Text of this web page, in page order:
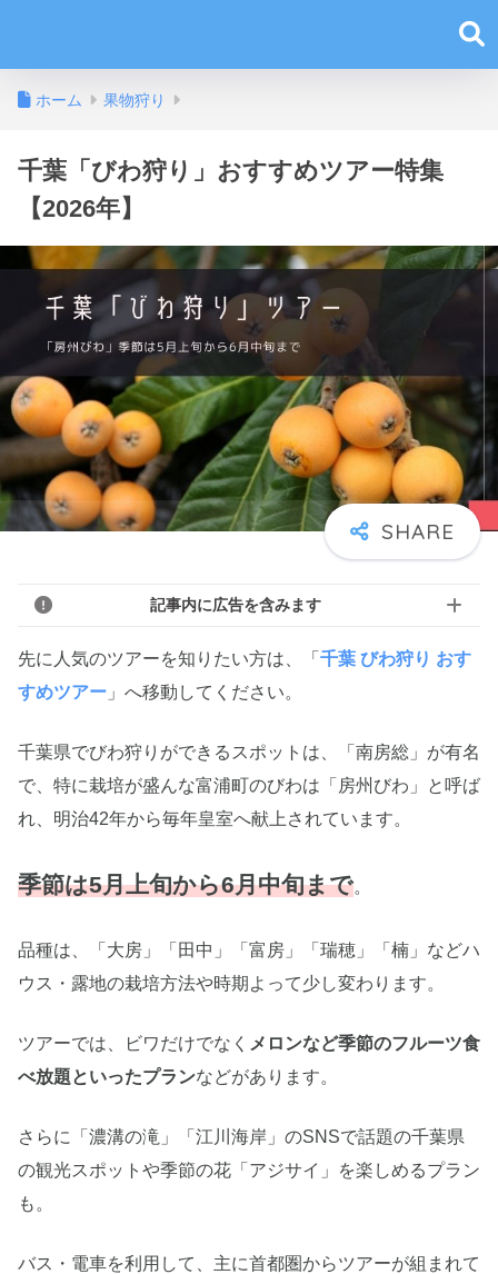
ホーム 果物狩り
千葉「びわ狩り」おすすめツアー特集
【2026年】
記事内に広告を含みます
先に人気のツアーを知りたい方は、「 千葉 びわ狩り おす
すめツアー 」へ移動してください。
千葉県でびわ狩りができるスポットは、「南房総」が有名
で、特に栽培が盛んな富浦町のびわは「房州びわ」と呼ば
れ、明治42年から毎年皇室へ献上されています。
季節は5月上旬から6月中旬まで。
品種は、「大房」「田中」「富房」「瑞穂」「楠」などハ
ウス・露地の栽培方法や時期よって少し変わります。
ツアーでは、ビワだけでなく メロンなど季節のフルーツ食
べ放題といったプランなどがあります。
さらに「濃溝の滝」「江川海岸」のSNSで話題の千葉県
の観光スポットや季節の花「アジサイ」を楽しめるプラン
も。
バス・電車を利用して、主に首都圏からツアーが組まれて